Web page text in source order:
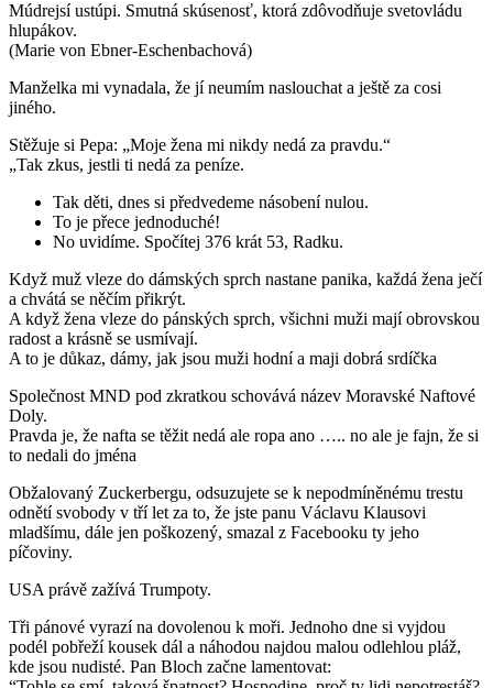
Múdrejsí ustúpi. Smutná skúsenosť, ktorá zdôvodňuje svetovládu
hlupákov.
(Marie von Ebner-Eschenbachová)
Manželka mi vynadala, že jí neumím naslouchat a ještě za cosi
jiného.
Stěžuje si Pepa: „Moje žena mi nikdy nedá za pravdu.“
„Tak zkus, jestli ti nedá za peníze.
Tak děti, dnes si předvedeme násobení nulou.
To je přece jednoduché!
No uvidíme. Spočítej 376 krát 53, Radku.
Když muž vleze do dámských sprch nastane panika, každá žena ječí
a chvátá se něčím přikrýt.
A když žena vleze do pánských sprch, všichni muži mají obrovskou
radost a krásně se usmívají.
A to je důkaz, dámy, jak jsou muži hodní a maji dobrá srdíčka
Společnost MND pod zkratkou schovává název Moravské Naftové
Doly.
Pravda je, že nafta se těžit nedá ale ropa ano ….. no ale je fajn, že si
to nedali do jména
Obžalovaný Zuckerbergu, odsuzujete se k nepodmíněnému trestu
odnětí svobody v tří let za to, že jste panu Václavu Klausovi
mladšímu, dále jen poškozený, smazal z Facebooku ty jeho
píčoviny.
USA právě zažívá Trumpoty.
Tři pánové vyrazí na dovolenou k moři. Jednoho dne si vyjdou
podél pobřeží kousek dál a náhodou najdou malou odlehlou pláž,
kde jsou nudisté. Pan Bloch začne lamentovat: